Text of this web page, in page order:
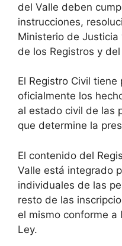
del Valle deben
instrucciones,
Ministerio de Justicia
de los Registros y
El Registro Civil
oficialmente los
al estado civil de las
que determine la
El contenido del
Valle está integrado
individuales de las
resto de las
el mismo conforme a
Ley.